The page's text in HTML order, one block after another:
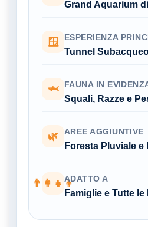
Grand Aquarium
🪟 ESPERIENZA
Tunnel
🦈 FAUNA IN
Squali, Razze e
🌿 AREE AGGIUNTIVE
Foresta Pluviale e
👨‍👩‍👧‍👦ADATTO A
Famiglie e Tutte le